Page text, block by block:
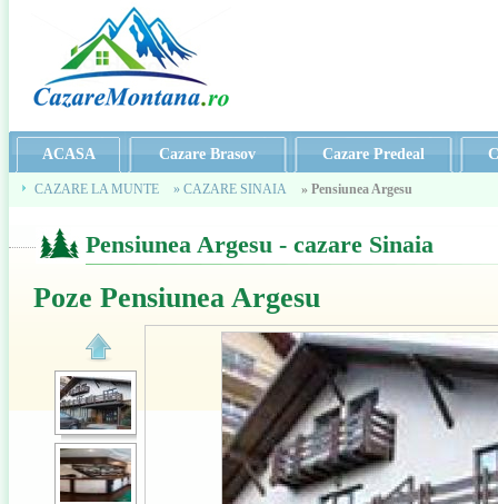
ACASA Cazare Brasov Cazare Predeal
CAZARE LA MUNTE » CAZARE SINAIA » Pensiunea Argesu
Pensiunea Argesu - cazare Sinaia
Poze Pensiunea Argesu